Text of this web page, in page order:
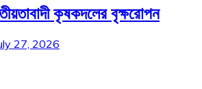
কৃষকদলের বৃক্ষরোপন
27, 2026